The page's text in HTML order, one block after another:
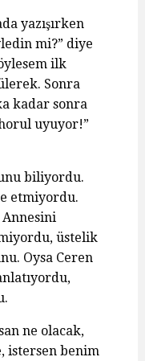
yazışırken
mi?” diye
ilk
Sonra
kadar sonra
uyuyor!”
biliyordu.
etmiyordu.
üstelik
Oysa Ceren
ne olacak,
istersen benim